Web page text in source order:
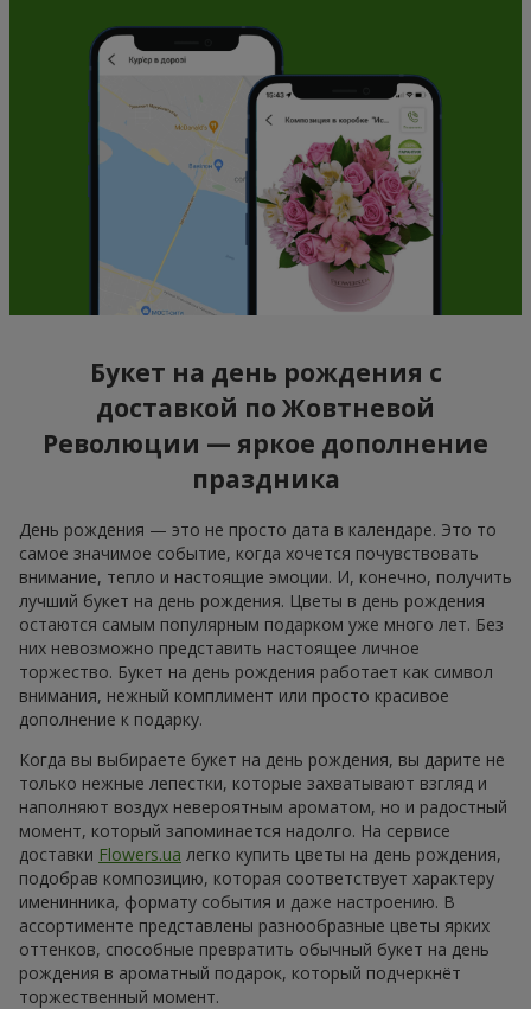
Букет на день рождения с
доставкой по Жовтневой
Революции — яркое дополнение
праздника
День рождения — это не просто дата в календаре. Это то
самое значимое событие, когда хочется почувствовать
внимание, тепло и настоящие эмоции. И, конечно, получить
лучший букет на день рождения. Цветы в день рождения
остаются самым популярным подарком уже много лет. Без
них невозможно представить настоящее личное
торжество. Букет на день рождения работает как символ
внимания, нежный комплимент или просто красивое
дополнение к подарку.
Когда вы выбираете букет на день рождения, вы дарите не
только нежные лепестки, которые захватывают взгляд и
наполняют воздух невероятным ароматом, но и радостный
момент, который запоминается надолго. На сервисе
доставки Flowers.ua легко купить цветы на день рождения,
подобрав композицию, которая соответствует характеру
именинника, формату события и даже настроению. В
ассортименте представлены разнообразные цветы ярких
оттенков, способные превратить обычный букет на день
рождения в ароматный подарок, который подчеркнёт
торжественный момент.